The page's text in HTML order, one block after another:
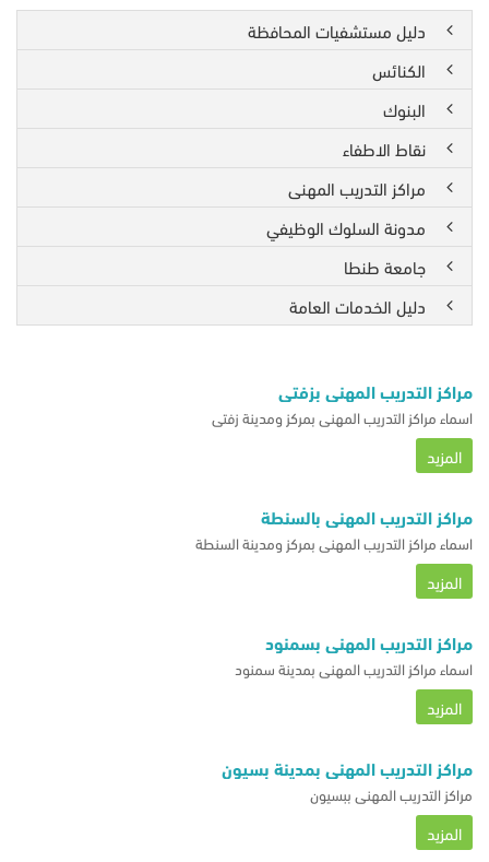
دليل مستشفيات المحافظة
الكنائس
البنوك
نقاط الاطفاء
مراكز التدريب المهنى
مدونة السلوك الوظيفي
جامعة طنطا
دليل الخدمات العامة
مراكز التدريب المهني بزفتى
اسماء مراكز التدريب المهني بمركز ومدينة زفتى
المزيد
مراكز التدريب المهني بالسنطة
اسماء مراكز التدريب المهني بمركز ومدينة السنطة
المزيد
مراكز التدريب المهني بسمنود
اسماء مراكز التدريب المهني بمدينة سمنود
المزيد
مراكز التدريب المهني بمدينة بسيون
مراكز التدريب المهني ببسيون
المزيد